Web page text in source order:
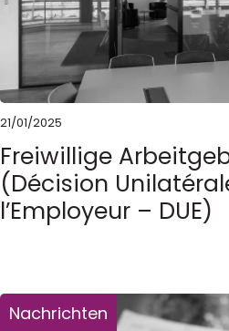
21/01/2025
Freiwillige
(Décision
l’Employeur – DUE)
Nachrichten